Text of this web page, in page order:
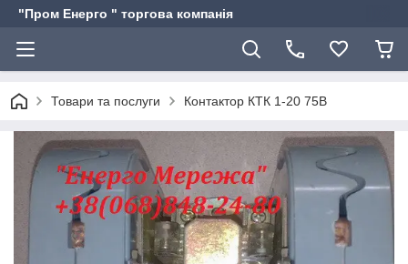
"Пром Енерго " торгова компанія
Товари та послуги Контактор КТК 1-20 75В